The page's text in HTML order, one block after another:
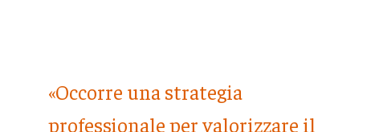
«Occorre una strategia
professionale per valorizzare il